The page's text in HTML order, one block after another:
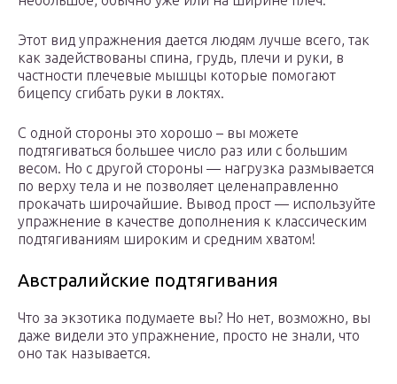
Этот вид упражнения дается людям лучше всего, так
как задействованы спина, грудь, плечи и руки, в
частности плечевые мышцы которые помогают
бицепсу сгибать руки в локтях.
С одной стороны это хорошо – вы можете
подтягиваться большее число раз или с большим
весом. Но с другой стороны — нагрузка размывается
по верху тела и не позволяет целенаправленно
прокачать широчайшие. Вывод прост — используйте
упражнение в качестве дополнения к классическим
подтягиваниям широким и средним хватом!
Австралийские подтягивания
Что за экзотика подумаете вы? Но нет, возможно, вы
даже видели это упражнение, просто не знали, что
оно так называется.